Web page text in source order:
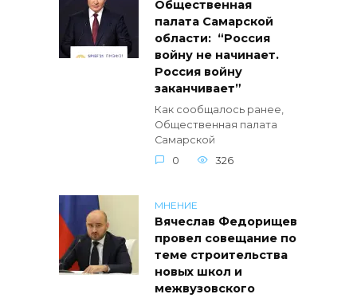
Общественная
палата Самарской
области: “Россия
войну не начинает.
Россия войну
заканчивает”
Как сообщалось ранее,
Общественная палата
Самарской
0
326
МНЕНИЕ
Вячеслав Федорищев
провел совещание по
теме строительства
новых школ и
межвузовского